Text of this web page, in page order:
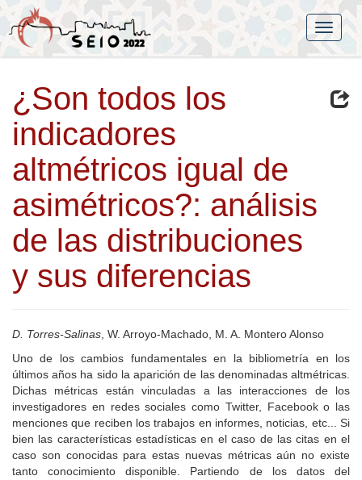
¿Son todos los
indicadores
altmétricos igual de
asimétricos?: análisis
de las distribuciones
y sus diferencias
D. Torres-Salinas , W. Arroyo-Machado, M. A. Montero Alonso
Uno de los cambios fundamentales en la bibliometría en los
últimos años ha sido la aparición de las denominadas altmétricas.
Dichas métricas están vinculadas a las interacciones de los
investigadores en redes sociales como Twitter, Facebook o las
menciones que reciben los trabajos en informes, noticias, etc... Si
bien las características estadísticas en el caso de las citas en el
caso son conocidas para estas nuevas métricas aún no existe
tanto conocimiento disponible. Partiendo de los datos del